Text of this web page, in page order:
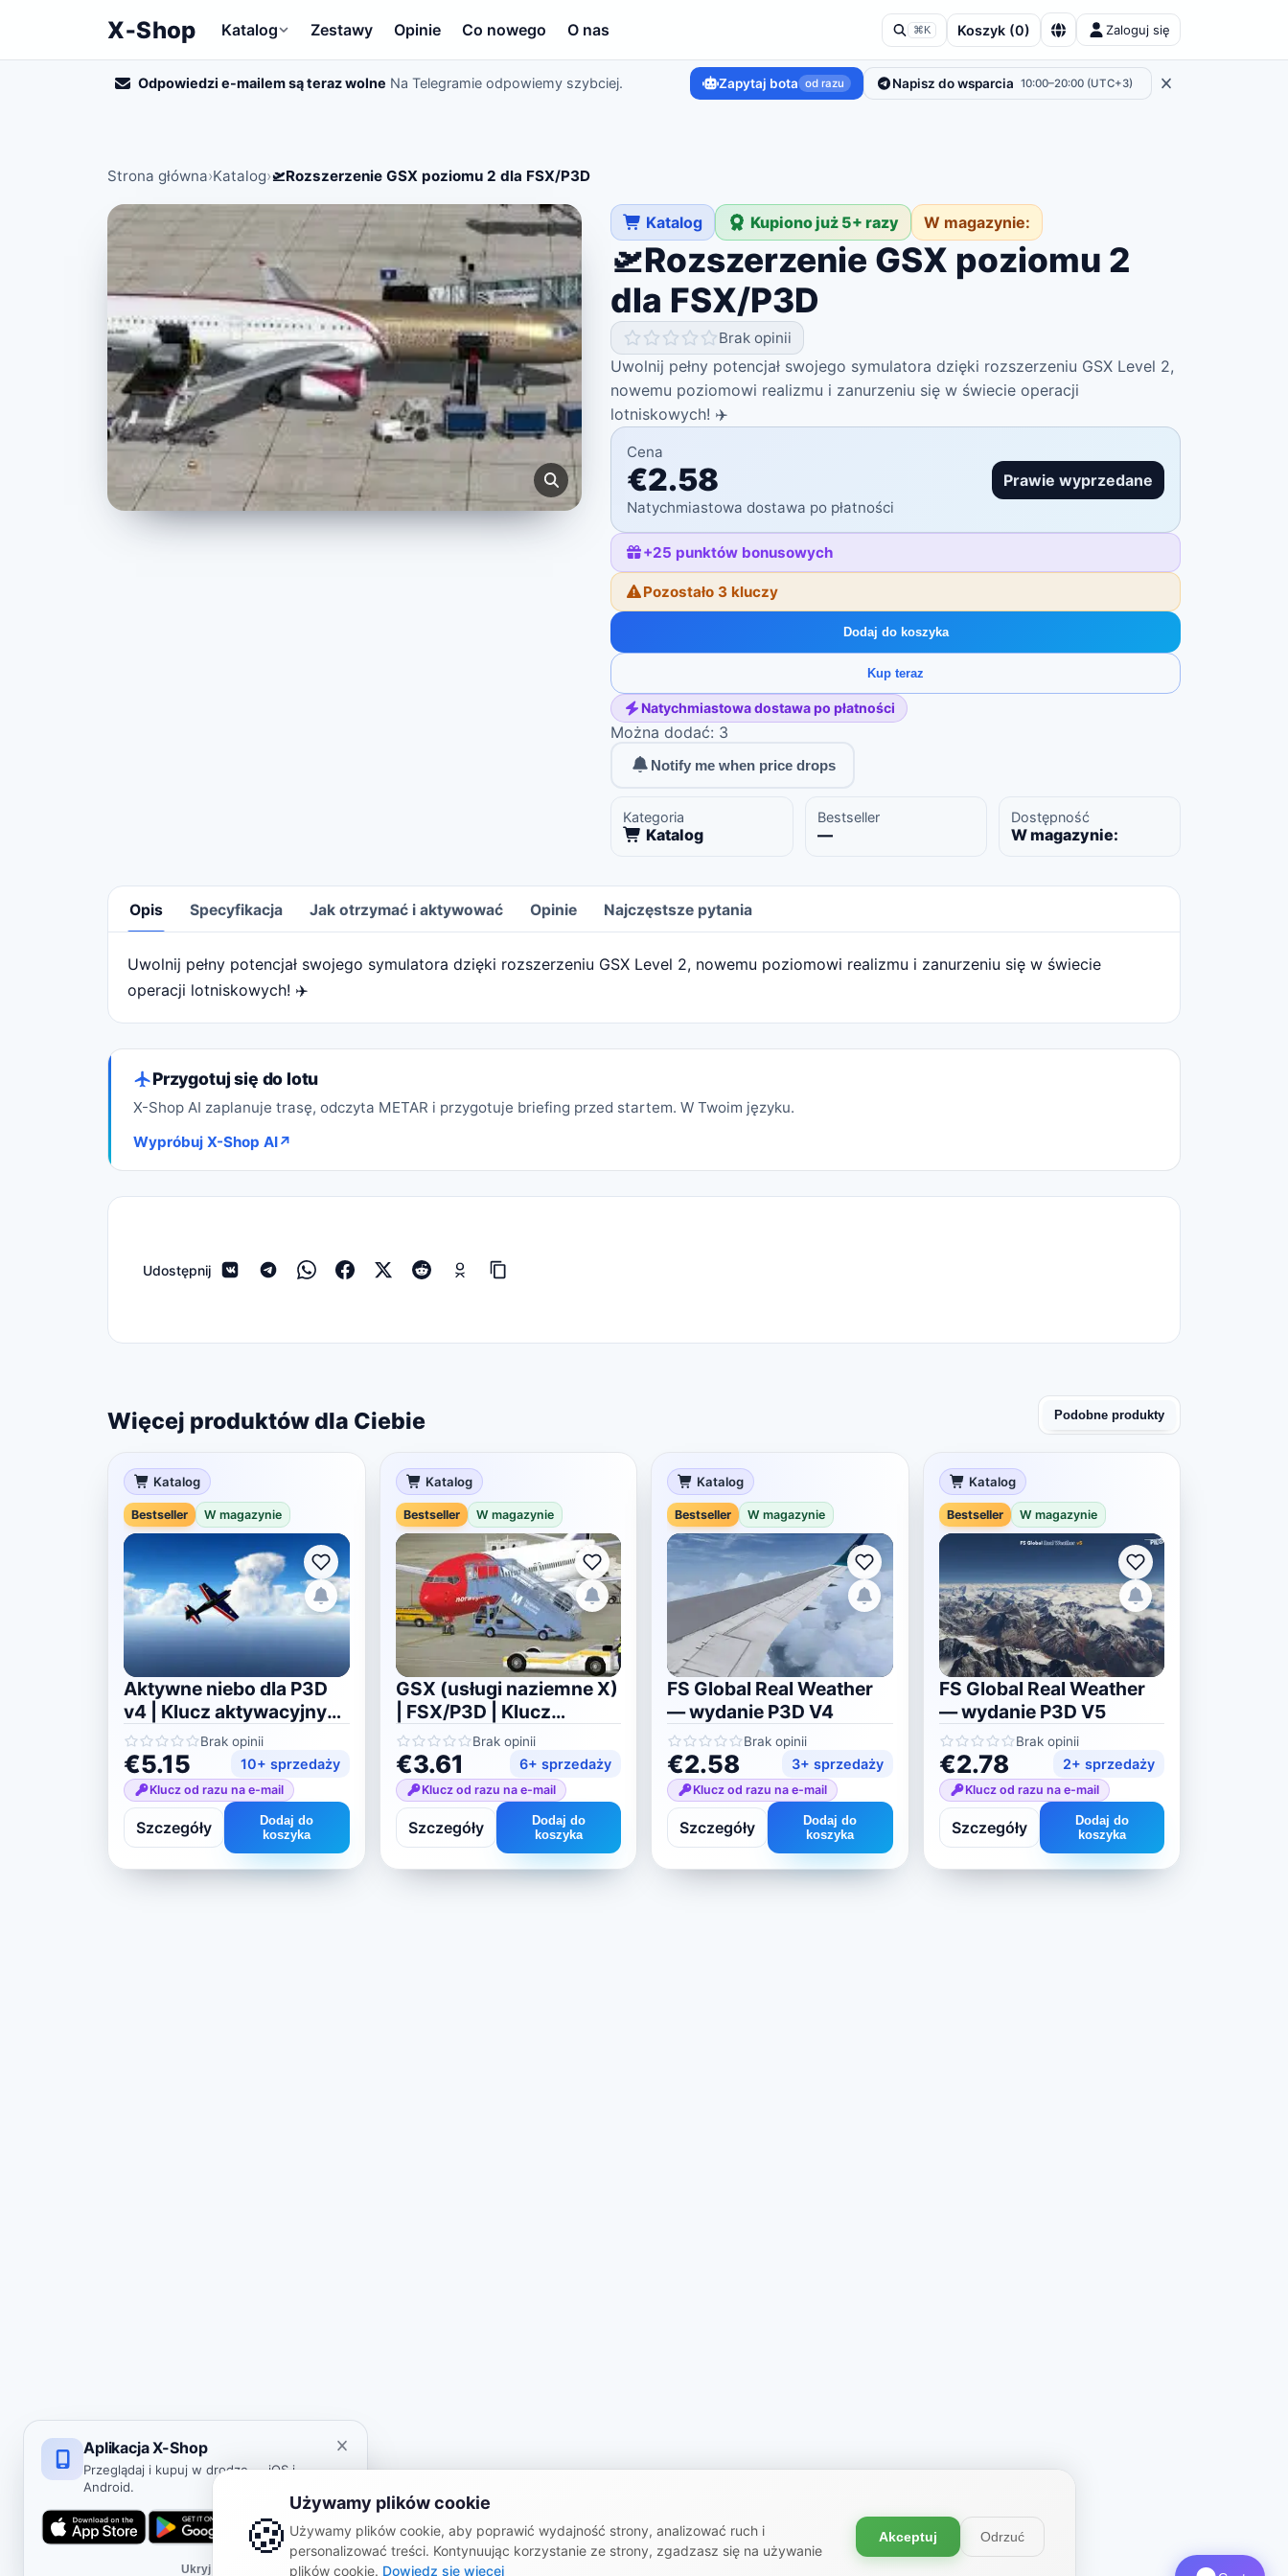
X‑Shop Katalog Zestawy Opinie Co nowego O nas ⌘K Koszyk (0) Zaloguj się
Odpowiedzi e-mailem są teraz wolne Na Telegramie odpowiemy szybciej. Zapytaj bota od razu Napisz do wsparcia 10:00–20:00 (UTC+3)
Strona główna›Katalog›🛫Rozszerzenie GSX poziomu 2 dla FSX/P3D
Katalog Kupiono już 5+ razy W magazynie:
🛫Rozszerzenie GSX poziomu 2
dla FSX/P3D
Brak opinii
Uwolnij pełny potencjał swojego symulatora dzięki rozszerzeniu GSX Level 2,
nowemu poziomowi realizmu i zanurzeniu się w świecie operacji
lotniskowych! ✈️
Cena
€2.58
Natychmiastowa dostawa po płatności
Prawie wyprzedane
+25 punktów bonusowych
Pozostało 3 kluczy
Dodaj do koszyka
Kup teraz
Natychmiastowa dostawa po płatności
Można dodać: 3
Notify me when price drops
Kategoria
Katalog
Bestseller
—
Dostępność
W magazynie:
Opis Specyfikacja Jak otrzymać i aktywować Opinie Najczęstsze pytania
Opis
Uwolnij pełny potencjał swojego symulatora dzięki rozszerzeniu GSX Level 2, nowemu poziomowi realizmu i zanurzeniu się w świecie
operacji lotniskowych! ✈️
Przygotuj się do lotu
X-Shop AI zaplanuje trasę, odczyta METAR i przygotuje briefing przed startem. W Twoim języku.
Wypróbuj X-Shop AI↗
Udostępnij
Więcej produktów dla Ciebie Podobne produkty
Katalog
Bestseller W magazynie
Aktywne niebo dla P3D
v4 | Klucz aktywacyjny
licencji
Brak opinii
€5.15 10+ sprzedaży
Klucz od razu na e-mail
Szczegóły
Dodaj do
koszyka
Katalog
Bestseller W magazynie
GSX (usługi naziemne X)
| FSX/P3D | Klucz
licencyjnyBrak opinii
€3.61 6+ sprzedaży
Klucz od razu na e-mail
Szczegóły
Dodaj do
koszyka
Katalog
Bestseller W magazynie
FS Global Real Weather
— wydanie P3D V4
Brak opinii
€2.58 3+ sprzedaży
Klucz od razu na e-mail
Szczegóły
Dodaj do
koszyka
Katalog
Bestseller W magazynie
FS Global Real Weather
— wydanie P3D V5
Brak opinii
€2.78 2+ sprzedaży
Klucz od razu na e-mail
Szczegóły
Dodaj do
koszyka
Aplikacja X-Shop
Przeglądaj i kupuj w drodze — iOS i
Android.
Ukryj
🍪
Używamy plików cookie
Używamy plików cookie, aby poprawić wydajność strony, analizować ruch i
personalizować treści. Kontynuując korzystanie ze strony, zgadzasz się na używanie
plików cookie. Dowiedz się więcej
Akceptuj Odrzuć